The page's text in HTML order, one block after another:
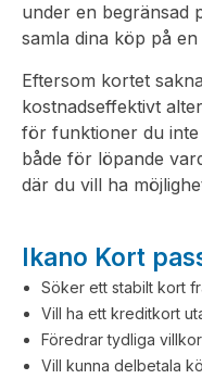
under en begränsad
samla dina köp på
Eftersom kortet
kostnadseffektivt
för funktioner du
både för löpande
där du vill ha
Ikano Kort
Söker ett stabilt kort
Vill ha ett kreditkort
Föredrar tydliga
Vill kunna delbetala